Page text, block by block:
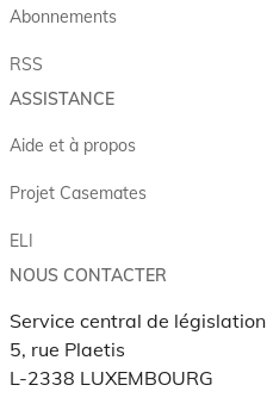
Abonnements
RSS
ASSISTANCE
Aide et à propos
Projet Casemates
ELI
NOUS CONTACTER
Service central de législation
5, rue Plaetis
L-2338 LUXEMBOURG